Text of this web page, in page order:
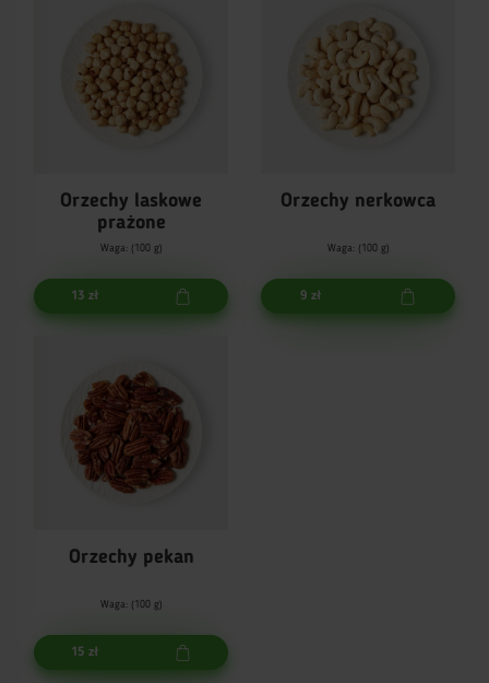
Orzechy laskowe
prażone
Waga: (100 g)
13 zł
Orzechy nerkowca
Waga: (100 g)
9 zł
Orzechy pekan
Waga: (100 g)
15 zł